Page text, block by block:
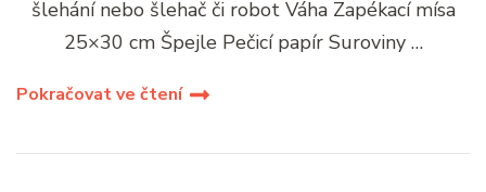
šlehání nebo šlehač či robot Váha Zapékací mísa
25×30 cm Špejle Pečicí papír Suroviny …
Pokračovat ve čtení